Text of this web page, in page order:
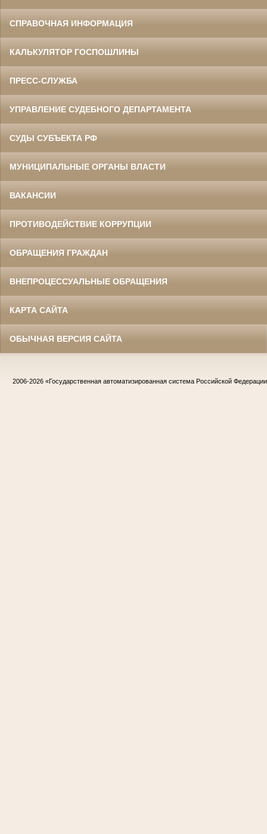
СПРАВОЧНАЯ ИНФОРМАЦИЯ
КАЛЬКУЛЯТОР ГОСПОШЛИНЫ
ПРЕСС-СЛУЖБА
УПРАВЛЕНИЕ СУДЕБНОГО ДЕПАРТАМЕНТА
СУДЫ СУБЪЕКТА РФ
МУНИЦИПАЛЬНЫЕ ОРГАНЫ ВЛАСТИ
ВАКАНСИИ
ПРОТИВОДЕЙСТВИЕ КОРРУПЦИИ
ОБРАЩЕНИЯ ГРАЖДАН
ВНЕПРОЦЕССУАЛЬНЫЕ ОБРАЩЕНИЯ
КАРТА САЙТА
ОБЫЧНАЯ ВЕРСИЯ САЙТА
2006-2026 «Государственная автоматизированная система Российской